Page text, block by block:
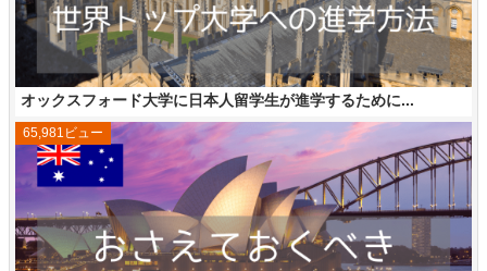
オックスフォード大学に日本人留学生が進学するために...
65,981ビュー